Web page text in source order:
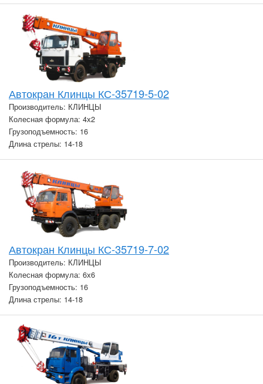
Автокран Клинцы КС-35719-5-02
Производитель: КЛИНЦЫ
Колесная формула: 4х2
Грузоподъемность: 16
Длина стрелы: 14-18
Автокран Клинцы КС-35719-7-02
Производитель: КЛИНЦЫ
Колесная формула: 6х6
Грузоподъемность: 16
Длина стрелы: 14-18